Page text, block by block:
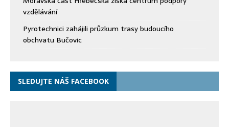
vzdělávání
Pyrotechnici zahájili průzkum trasy budoucího
obchvatu Bučovic
SLEDUJTE NÁŠ FACEBOOK